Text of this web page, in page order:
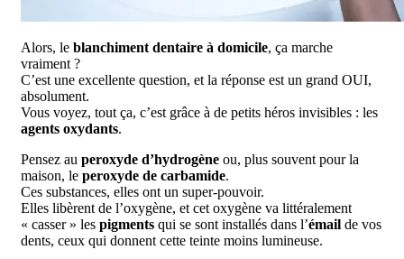
Alors, le blanchiment dentaire à domicile, ça marche
vraiment ?
C’est une excellente question, et la réponse est un grand OUI,
absolument.
Vous voyez, tout ça, c’est grâce à de petits héros invisibles : les
agents oxydants.
Pensez au peroxyde d’hydrogène ou, plus souvent pour la
maison, le peroxyde de carbamide.
Ces substances, elles ont un super-pouvoir.
Elles libèrent de l’oxygène, et cet oxygène va littéralement
« casser » les pigments qui se sont installés dans l’émail de vos
dents, ceux qui donnent cette teinte moins lumineuse.